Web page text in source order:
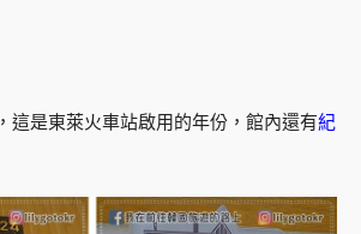
，這是東萊火車站啟用的年份，館內還有紀